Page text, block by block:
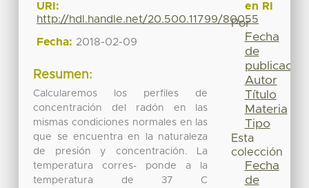
URI:
http://hdl.handle.net/20.500.11799/80055
Fecha: 2018-02-09
Resumen:
Calcularemos los perfiles de
concentración del radón en las
mismas condiciones normales en las
que se encuentra en la naturaleza
de presión y concentración. La
temperatura corres- ponde a la
temperatura de 37 C
en RI
Por
Fecha
de
publicación
Autor
Título
Materia
Tipo
Esta
colección
Fecha
de